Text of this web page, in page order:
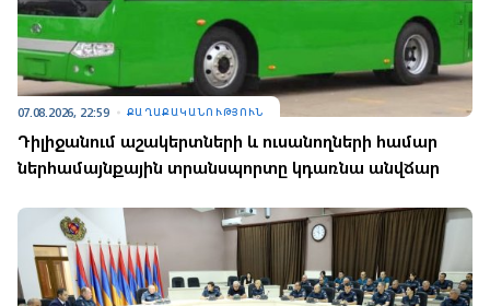
07.08.2026, 22:59 ՔԱՂԱՔԱԿԱՆՈՒԹՅՈՒՆ
Դիլիջանում աշակերտների և ուսանողների համար
ներհամայնքային տրանսպորտը կդառնա անվճար